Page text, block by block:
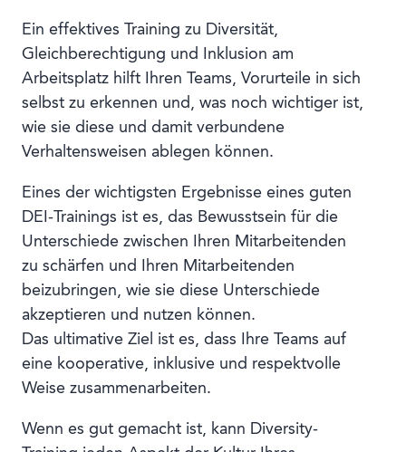
Ein effektives Training zu Diversität,
Gleichberechtigung und Inklusion am
Arbeitsplatz hilft Ihren Teams, Vorurteile in sich
selbst zu erkennen und, was noch wichtiger ist,
wie sie diese und damit verbundene
Verhaltensweisen ablegen können.
Eines der wichtigsten Ergebnisse eines guten
DEI-Trainings ist es, das Bewusstsein für die
Unterschiede zwischen Ihren Mitarbeitenden
zu schärfen und Ihren Mitarbeitenden
beizubringen, wie sie diese Unterschiede
akzeptieren und nutzen können.
Das ultimative Ziel ist es, dass Ihre Teams auf
eine kooperative, inklusive und respektvolle
Weise zusammenarbeiten.
Wenn es gut gemacht ist, kann Diversity-